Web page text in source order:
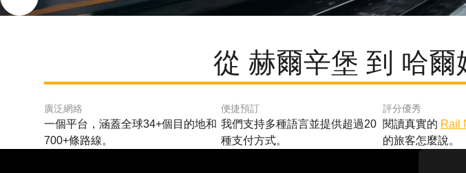
從 赫爾辛堡 到 哈
廣泛網絡
一個平台，涵蓋全球34+個目的地和
700+條路線。
便捷預訂
我們支持多種語言並提供超過20
種支付方式。
評分優秀
閱讀真實的 Rail
的旅客怎麼說。